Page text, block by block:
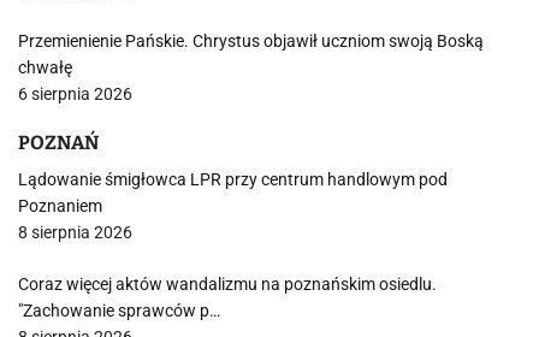
Przemienienie Pańskie. Chrystus objawił uczniom swoją Boską
chwałę
6 sierpnia 2026
POZNAŃ
Lądowanie śmigłowca LPR przy centrum handlowym pod
Poznaniem
8 sierpnia 2026
Coraz więcej aktów wandalizmu na poznańskim osiedlu.
"Zachowanie sprawców p…